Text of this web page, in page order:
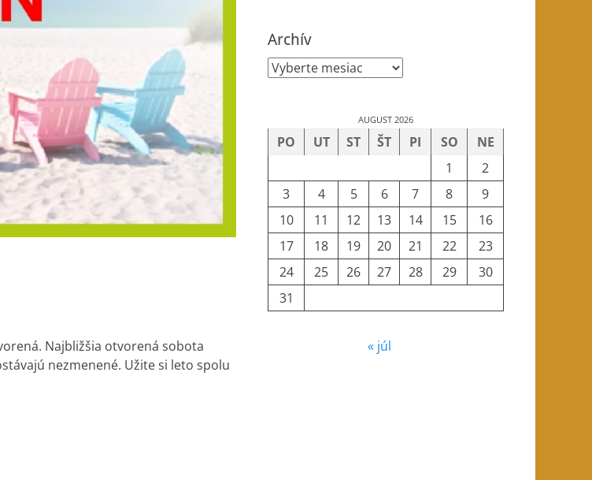
Najbližšia otvorená sobota
nezmenené. Užite si leto spolu
Archív
Archív
AUGUST 2026
PO UT ST ŠT PI SO
NE
1
2
3
4 5 6 7 8
9
10
11 12 13 14 15
16
17
18 19 20 21 22
23
24
25 26 27 28 29
30
31
« júl